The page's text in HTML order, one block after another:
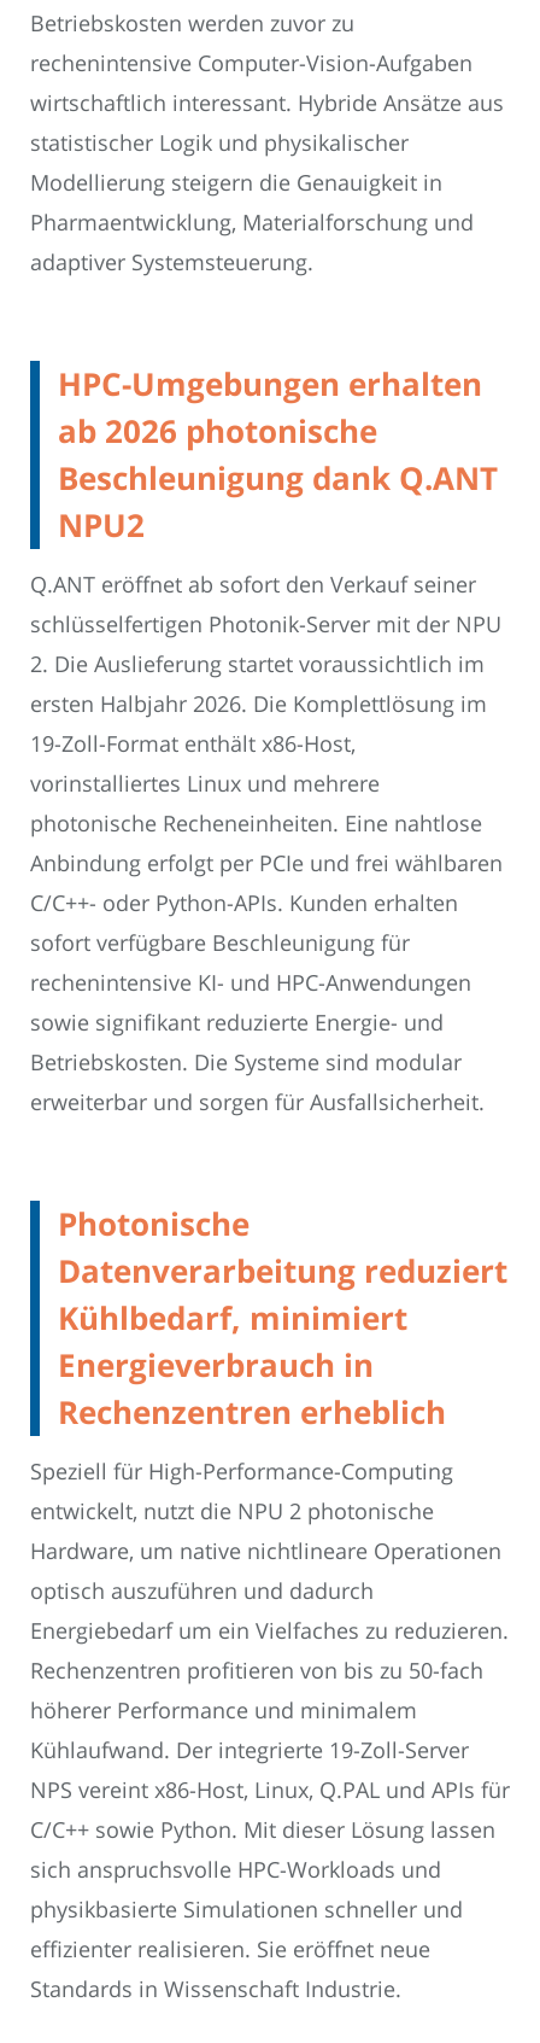
Betriebskosten werden zuvor zu
rechenintensive Computer-Vision-Aufgaben
wirtschaftlich interessant. Hybride Ansätze aus
statistischer Logik und physikalischer
Modellierung steigern die Genauigkeit in
Pharmaentwicklung, Materialforschung und
adaptiver Systemsteuerung.
HPC-Umgebungen erhalten
ab 2026 photonische
Beschleunigung dank Q.ANT
NPU2
Q.ANT eröffnet ab sofort den Verkauf seiner
schlüsselfertigen Photonik-Server mit der NPU
2. Die Auslieferung startet voraussichtlich im
ersten Halbjahr 2026. Die Komplettlösung im
19-Zoll-Format enthält x86-Host,
vorinstalliertes Linux und mehrere
photonische Recheneinheiten. Eine nahtlose
Anbindung erfolgt per PCIe und frei wählbaren
C/C++- oder Python-APIs. Kunden erhalten
sofort verfügbare Beschleunigung für
rechenintensive KI- und HPC-Anwendungen
sowie signifikant reduzierte Energie- und
Betriebskosten. Die Systeme sind modular
erweiterbar und sorgen für Ausfallsicherheit.
Photonische
Datenverarbeitung reduziert
Kühlbedarf, minimiert
Energieverbrauch in
Rechenzentren erheblich
Speziell für High-Performance-Computing
entwickelt, nutzt die NPU 2 photonische
Hardware, um native nichtlineare Operationen
optisch auszuführen und dadurch
Energiebedarf um ein Vielfaches zu reduzieren.
Rechenzentren profitieren von bis zu 50-fach
höherer Performance und minimalem
Kühlaufwand. Der integrierte 19-Zoll-Server
NPS vereint x86-Host, Linux, Q.PAL und APIs für
C/C++ sowie Python. Mit dieser Lösung lassen
sich anspruchsvolle HPC-Workloads und
physikbasierte Simulationen schneller und
effizienter realisieren. Sie eröffnet neue
Standards in Wissenschaft Industrie.